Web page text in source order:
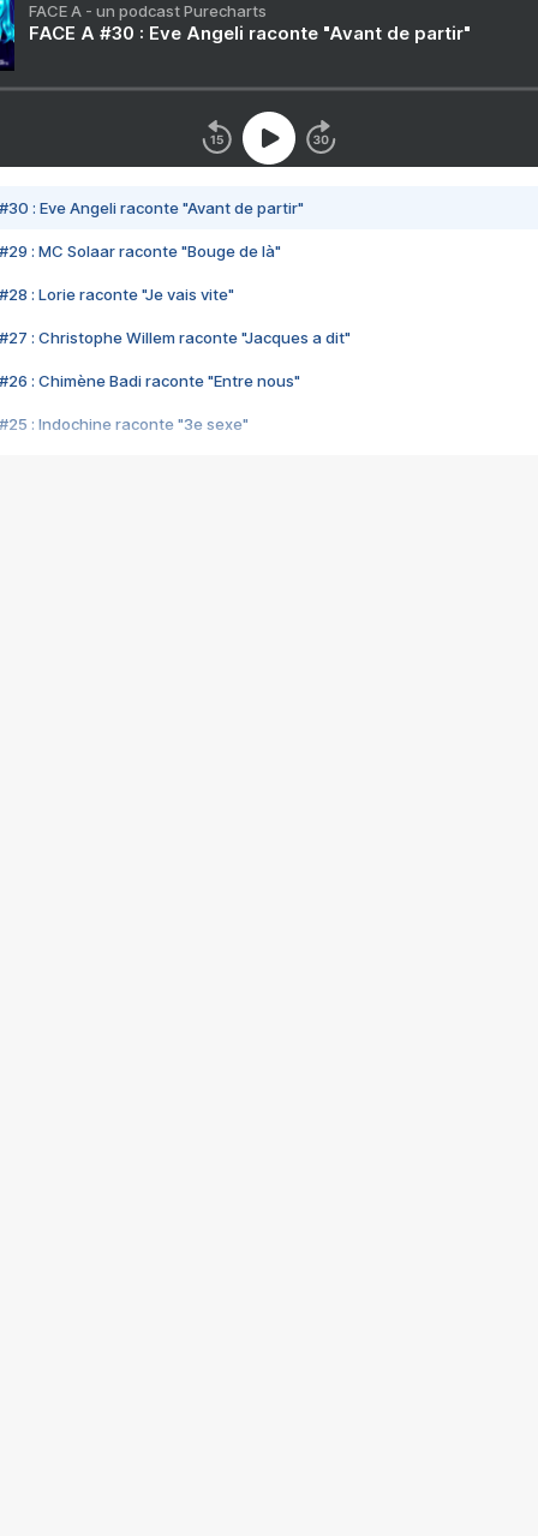
FACE A - un podcast Purecharts
FACE A #30 : Eve Angeli raconte "Avant de partir"
#30 : Eve Angeli raconte "Avant de partir"
#29 : MC Solaar raconte "Bouge de là"
#28 : Lorie raconte "Je vais vite"
#27 : Christophe Willem raconte "Jacques a dit"
#26 : Chimène Badi raconte "Entre nous"
#25 : Indochine raconte "3e sexe"